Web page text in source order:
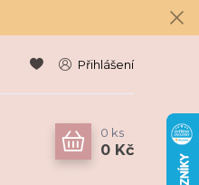
Přihlášení
0 ks
0 Kč